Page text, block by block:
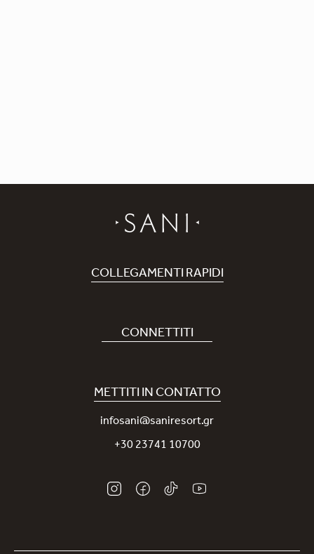
COLLEGAMENTI RAPIDI
Carriere
News
Premi
Matrimoni
CONNETTITI
Sani Rewards
METTITI IN CONTATTO
infosani@saniresort.gr
+30 23741 10700